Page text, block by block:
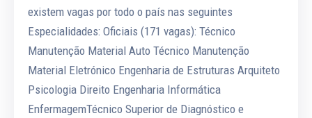
existem vagas por todo o país nas seguintes
Especialidades: Oficiais (171 vagas): Técnico
Manutenção Material Auto Técnico Manutenção
Material Eletrónico Engenharia de Estruturas Arquiteto
Psicologia Direito Engenharia Informática
EnfermagemTécnico Superior de Diagnóstico e